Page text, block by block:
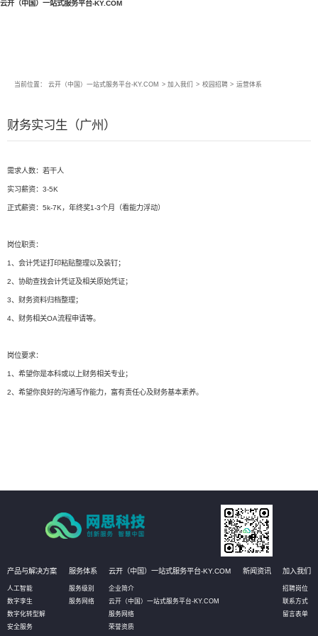
云开（中国）一站式服务平台-KY.COM
当前位置： 云开（中国）一站式服务平台-KY.COM > 加入我们 > 校园招聘 > 运营体系
财务实习生（广州）
需求人数：若干人
实习薪资：3-5K
正式薪资：5k-7K，年终奖1-3个月（看能力浮动）
岗位职责：
1、会计凭证打印粘贴整理以及装钉；
2、协助查找会计凭证及相关原始凭证；
3、财务资料归档整理；
4、财务相关OA流程申请等。
岗位要求：
1、希望你是本科或以上财务相关专业；
2、希望你良好的沟通写作能力，富有责任心及财务基本素养。
产品与解决方案
人工智能
数字孪生
数字化转型解
安全服务
服务体系
服务级别
服务网络
云开（中国）一站式服务平台-KY.COM
企业简介
云开（中国）一站式服务平台-KY.COM
服务网络
荣誉资质
新闻资讯 加入我们
招聘岗位
联系方式
留言表单